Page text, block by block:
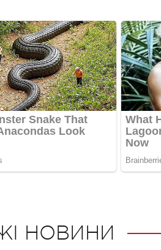
НОВИНИ